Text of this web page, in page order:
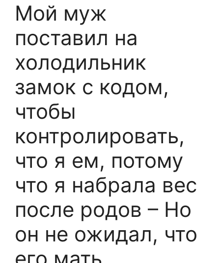
Мой муж
поставил на
холодильник
замок с кодом,
чтобы
контролировать,
что я ем, потому
что я набрала вес
после родов – Но
он не ожидал, что